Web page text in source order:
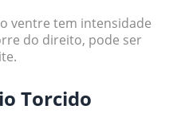
ventre tem intensidade
do direito, pode ser
Torcido